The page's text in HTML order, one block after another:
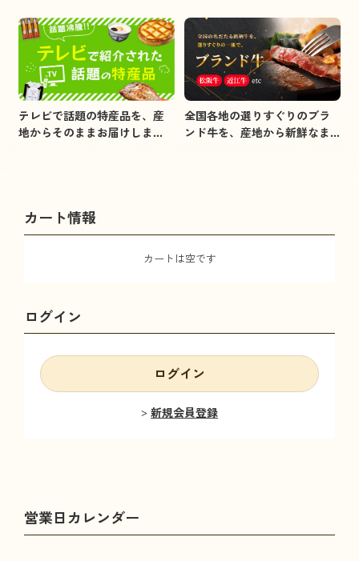
テレビで話題の特産品を、産
地からそのままお届けしま
全国各地の選りすぐりのブラ
ンド牛を、産地から新鮮なま
カート情報
カートは空です
ログイン
ログイン
新規会員登録